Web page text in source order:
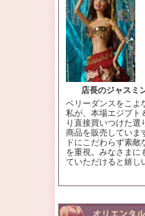
店長のジャスミ
ベリーダンスをこよ
私が、本場エジプト
り直接買いつけた選
商品を販売していま
ドにこだわらず素敵
を重視。みなさまに
ていただけると嬉し